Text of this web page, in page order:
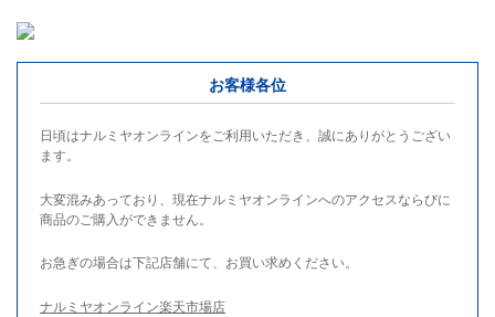
お客様各位
日頃はナルミヤオンラインをご利用いただき、誠にありがとうござい
ます。
大変混みあっており、現在ナルミヤオンラインへのアクセスならびに
商品のご購入ができません。
お急ぎの場合は下記店舗にて、お買い求めください。
ナルミヤオンライン楽天市場店